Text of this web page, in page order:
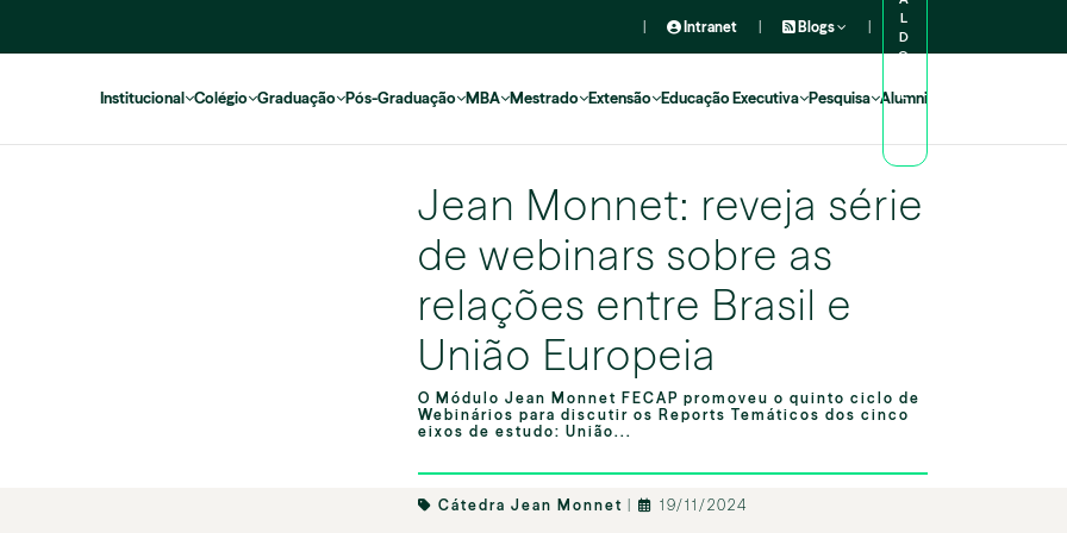
| Intranet | Blogs |
L
D
O
L
O
Institucional Colégio Graduação Pós-Graduação MBA Mestrado Extensão Educação Executiva Pesquisa Alumni
Jean Monnet: reveja série
de webinars sobre as
relações entre Brasil e
União Europeia
O Módulo Jean Monnet FECAP promoveu o quinto ciclo de
Webinários para discutir os Reports Temáticos dos cinco
eixos de estudo: União...
Cátedra Jean Monnet 19/11/2024